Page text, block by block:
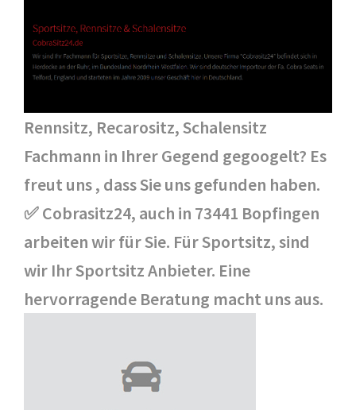
Rennsitz, Recarositz, Schalensitz
Fachmann in Ihrer Gegend gegoogelt? Es
freut uns , dass Sie uns gefunden haben.
✅ Cobrasitz24, auch in 73441 Bopfingen
arbeiten wir für Sie. Für Sportsitz, sind
wir Ihr Sportsitz Anbieter. Eine
hervorragende Beratung macht uns aus.